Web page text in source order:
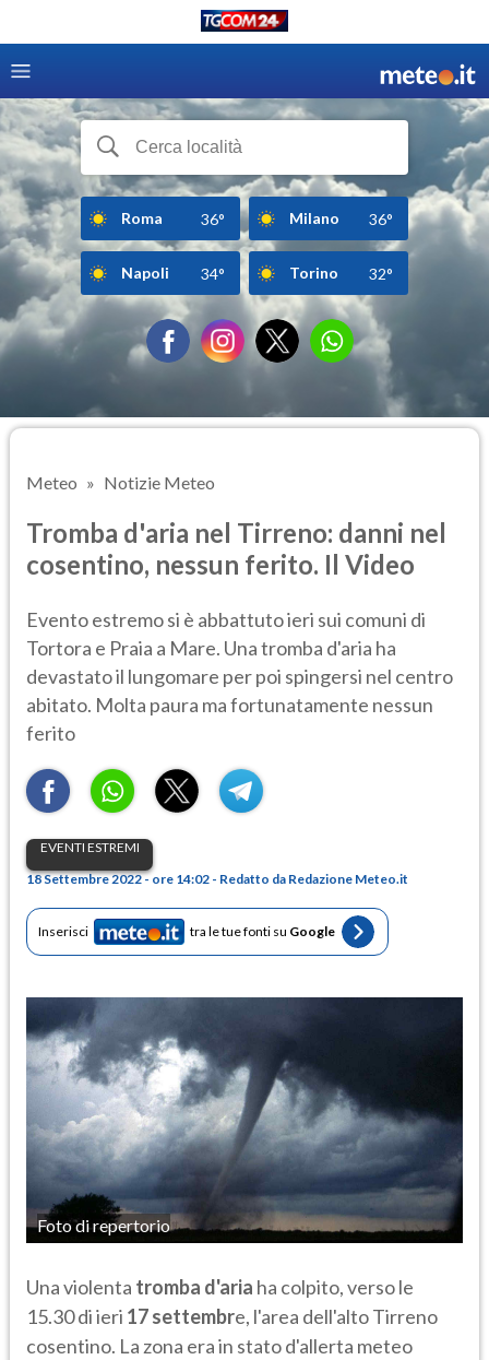
Roma 36° Milano 36°
Napoli 34° Torino 32°
Meteo Notizie Meteo
Tromba d'aria nel Tirreno: danni nel
cosentino, nessun ferito. Il Video
Evento estremo si è abbattuto ieri sui comuni di
Tortora e Praia a Mare. Una tromba d'aria ha
devastato il lungomare per poi spingersi nel centro
abitato. Molta paura ma fortunatamente nessun
ferito
EVENTI ESTREMI
18 Settembre 2022 - ore 14:02 - Redatto da Redazione Meteo.it
Inserisci tra le tue fonti su Google
Foto di repertorio
Una violenta tromba d'aria ha colpito, verso le
15.30 di ieri 17 settembre, l'area dell'alto Tirreno
cosentino. La zona era in stato d'allerta meteo